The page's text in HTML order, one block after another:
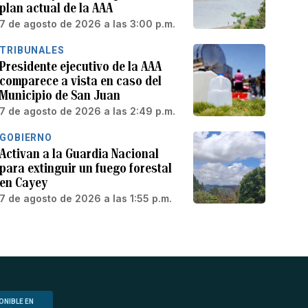
plan actual de la AAA
7 de agosto de 2026 a las 3:00 p.m.
TRIBUNALES
Presidente ejecutivo de la AAA
comparece a vista en caso del
Municipio de San Juan
7 de agosto de 2026 a las 2:49 p.m.
GOBIERNO
Activan a la Guardia Nacional
para extinguir un fuego forestal
en Cayey
7 de agosto de 2026 a las 1:55 p.m.
EN